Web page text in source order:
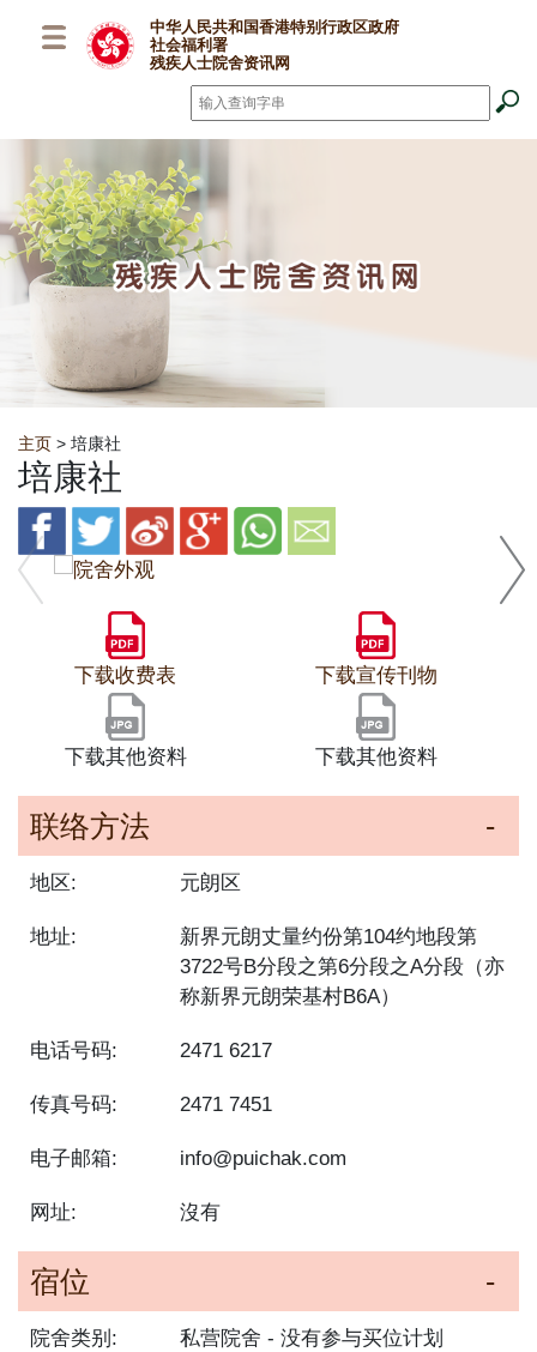
中华人民共和国香港特别行政区政府
社会福利署
残疾人士院舍资讯网
搜寻*
Breadcrumb
主页 > 培康社
培康社
下载收费表 下载宣传刊物
下载其他资料 下载其他资料
联络方法
地区: 元朗区
地址:
新界元朗丈量约份第104约地段第
3722号B分段之第6分段之A分段（亦
称新界元朗荣基村B6A）
电话号码: 2471 6217
传真号码: 2471 7451
电子邮箱: info@puichak.com
网址: 沒有
宿位
院舍类别: 私营院舍 没有参与买位计划